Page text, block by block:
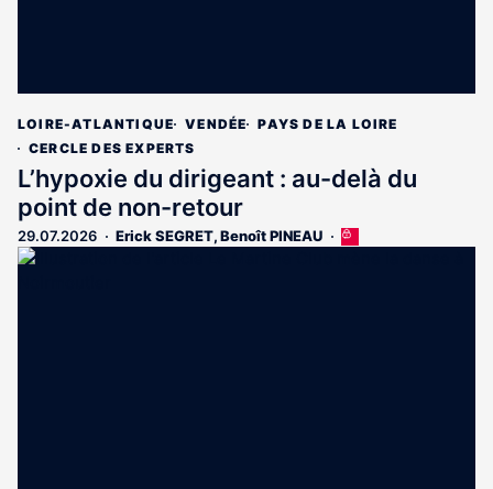
LOIRE-ATLANTIQUE VENDÉE
PAYS DE LA LOIRE
CERCLE DES EXPERTS
L’hypoxie du dirigeant : au-delà du
point de non-retour
29.07.2026 Erick SEGRET,Benoît PINEAU
Cet